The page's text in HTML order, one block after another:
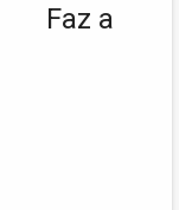
Faz a